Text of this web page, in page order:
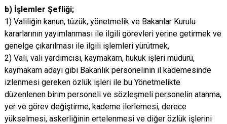
b) İşlemler Şefliği;
1) Valiliğin kanun, tüzük, yönetmelik ve Bakanlar Kurulu
kararlarının yayımlanması ile ilgili görevleri yerine getirmek ve
genelge çıkarılması ile ilgili işlemleri yürütmek,
2) Vali, vali yardımcısı, kaymakam, hukuk işleri müdürü,
kaymakam adayı gibi Bakanlık personelinin il kademesinde
izlenmesi gereken özlük işleri ile bu Yönetmelikte
düzenlenen birim personeli ve sözleşmeli personelin atanma,
yer ve görev değiştirme, kademe ilerlemesi, derece
yükselmesi, askerliğinin ertelenmesi ve diğer özlük işlerini